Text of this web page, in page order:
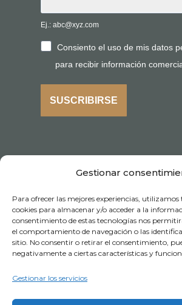
Gestionar
Para ofrecer las mejores experiencias,
cookies para almacenar y/o acceder a la
consentimiento de estas tecnologías nos
el comportamiento de navegación o las
sitio. No consentir o retirar el consentimiento,
negativamente a ciertas características y
Gestionar los servicios
Ej.: abc@xyz.com
Consiento el uso de mis datos
para recibir información
SUSCRIBIRSE